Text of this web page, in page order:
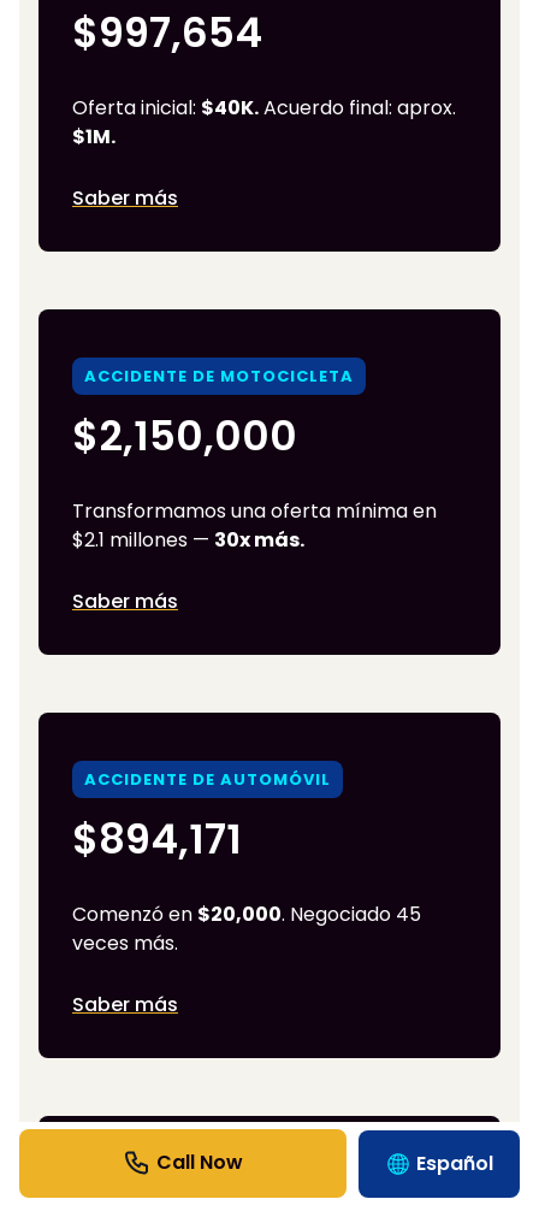
$997,654
Oferta inicial: $40K.Acuerdo final: aprox.
$1M.
Saber más
ACCIDENTE DE MOTOCICLETA
$2,150,000
Transformamos una oferta mínima en
$2.1 millones — 30x más.
Saber más
ACCIDENTE DE AUTOMÓVIL
$894,171
Comenzó en $20,000. Negociado 45
veces más.
Saber más
Español